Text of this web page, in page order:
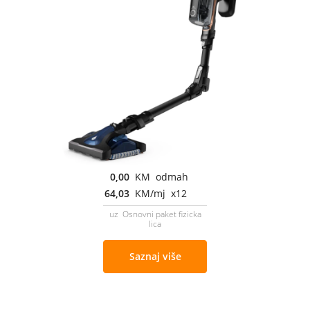
0,00 KM odmah
64,03 KM/mj x12
uz Osnovni paket fizicka
lica
Saznaj više